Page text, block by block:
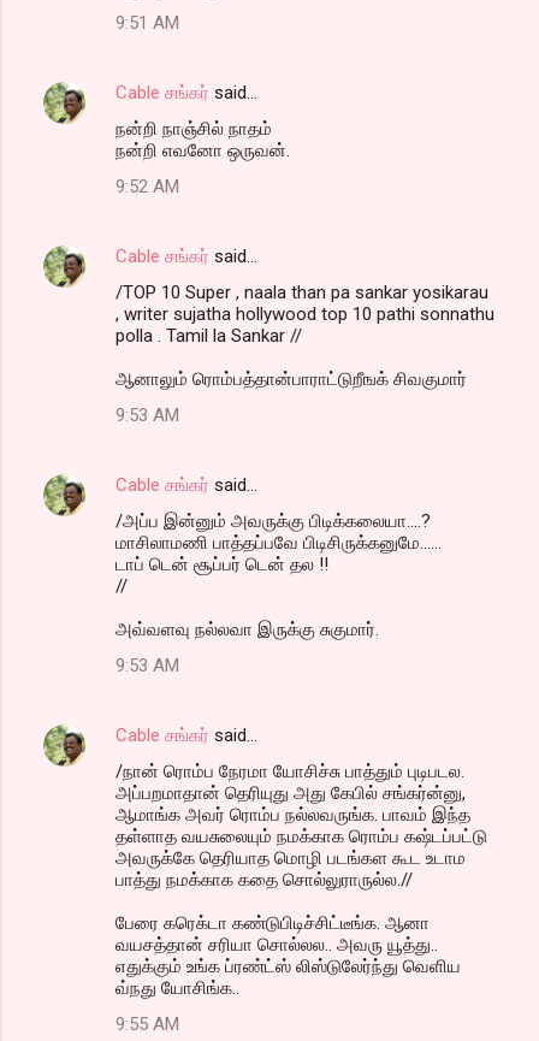
9:51 AM
Cable சங்கர் said…
நன்றி நாஞ்சில் நாதம்
நன்றி எவனோ ஒருவன்.
9:52 AM
Cable சங்கர் said…
/TOP 10 Super , naala than pa sankar yosikarau
, writer sujatha hollywood top 10 pathi sonnathu
polla . Tamil la Sankar //
ஆனாலும் ரொம்பத்தான்பாராட்டுறீஙக் சிவகுமார்
9:53 AM
Cable சங்கர் said…
/அப்ப இன்னும் அவருக்கு பிடிக்கலையா....?
மாசிலாமணி பாத்தப்பவே பிடிசிருக்கனுமே......
டாப் டென் சூப்பர் டென் தல !!
//
அவ்வளவு நல்லவா இருக்கு சுகுமார்.
9:53 AM
Cable சங்கர் said…
/நான் ரொம்ப நேரமா யோசிச்சு பாத்தும் புடிபடல.
அப்பறமாதான் தெரியுது அது கேபில் சங்கர்ன்னு,
ஆமாங்க அவர் ரொம்ப நல்லவருங்க. பாவம் இந்த
தள்ளாத வயசுலையும் நமக்காக ரொம்ப கஷ்டப்பட்டு
அவருக்கே தெரியாத மொழி படங்கள கூட உடாம
பாத்து நமக்காக கதை சொல்லுராருல்ல.//
பேரை கரெக்டா கண்டுபிடிச்சிட்டீங்க. ஆனா
வயசத்தான் சரியா சொல்லல.. அவரு யூத்து..
எதுக்கும் உங்க ப்ரண்ட்ஸ் லிஸ்டுலேர்ந்து வெளிய
வ்நது யோசிங்க..
9:55 AM